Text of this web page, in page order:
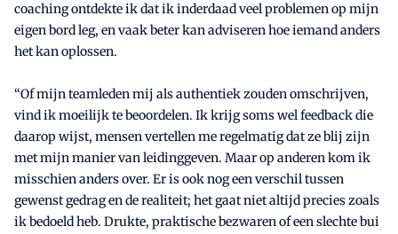
coaching ontdekte ik dat ik inderdaad veel problemen op mijn
eigen bord leg, en vaak beter kan adviseren hoe iemand anders
het kan oplossen.
“Of mijn teamleden mij als authentiek zouden omschrijven,
vind ik moeilijk te beoordelen. Ik krijg soms wel feedback die
daarop wijst, mensen vertellen me regelmatig dat ze blij zijn
met mijn manier van leidinggeven. Maar op anderen kom ik
misschien anders over. Er is ook nog een verschil tussen
gewenst gedrag en de realiteit; het gaat niet altijd precies zoals
ik bedoeld heb. Drukte, praktische bezwaren of een slechte bui